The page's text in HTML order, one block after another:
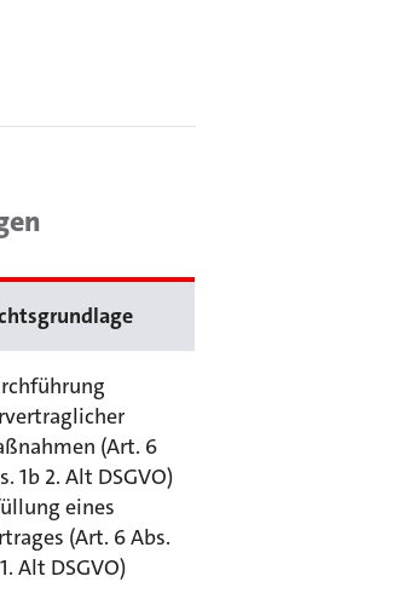
(Art. 6
1b 2. Alt DSGVO)
eines
(Art. 6 Abs.
Alt DSGVO)